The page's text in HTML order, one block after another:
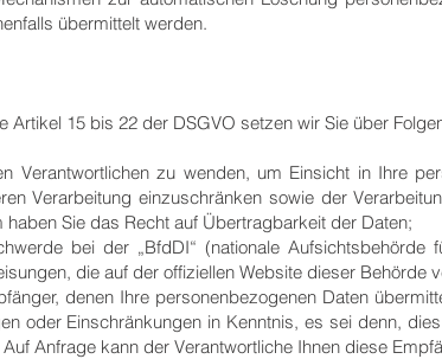
übermittelt werden.
15 bis 22 der DSGVO setzen wir Sie über
Verantwortlichen zu wenden, um Einsicht in Ihre
Verarbeitung einzuschränken sowie der
Sie das Recht auf Übertragbarkeit der Daten;
bei der „BfdDI“ (nationale Aufsichtsbehörde
die auf der offiziellen Website dieser Behörde
denen Ihre personenbezogenen Daten
oder Einschränkungen in Kenntnis, es sei denn,
Anfrage kann der Verantwortliche Ihnen diese